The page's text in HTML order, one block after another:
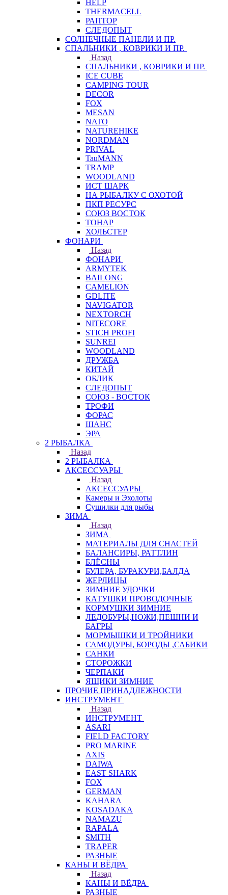
HELP
THERMACELL
РАПТОР
СЛЕДОПЫТ
СОЛНЕЧНЫЕ ПАНЕЛИ И ПР.
СПАЛЬНИКИ , КОВРИКИ И ПР.
Назад
СПАЛЬНИКИ , КОВРИКИ И ПР.
ICE CUBE
CAMPING TOUR
DECOR
FOX
MESAN
NATO
NATUREHIKE
NORDMAN
PRIVAL
TauMANN
TRAMP
WOODLAND
ИСТ ШАРК
НА РЫБАЛКУ С ОХОТОЙ
ПКП РЕСУРС
СОЮЗ ВОСТОК
ТОНАР
ХОЛЬСТЕР
ФОНАРИ
Назад
ФОНАРИ
ARMYTEK
BAILONG
CAMELION
GDLITE
NAVIGATOR
NEXTORCH
NITECORE
STICH PROFI
SUNREI
WOODLAND
ДРУЖБА
КИТАЙ
ОБЛИК
СЛЕДОПЫТ
СОЮЗ - ВОСТОК
ТРОФИ
ФОРАС
ШАНС
ЭРА
2 РЫБАЛКА
Назад
2 РЫБАЛКА
АКСЕССУАРЫ
Назад
АКСЕССУАРЫ
Камеры и Эхолоты
Сушилки для рыбы
ЗИМА
Назад
ЗИМА
МАТЕРИАЛЫ ДЛЯ СНАСТЕЙ
БАЛАНСИРЫ, РАТТЛИН
БЛЁСНЫ
БУЛЕРА, БУРАКУРИ,БАЛДА
ЖЕРЛИЦЫ
ЗИМНИЕ УДОЧКИ
КАТУШКИ ПРОВОДОЧНЫЕ
КОРМУШКИ ЗИМНИЕ
ЛЕДОБУРЫ,НОЖИ,ПЕШНИ И
БАГРЫ
МОРМЫШКИ И ТРОЙНИКИ
САМОДУРЫ, БОРОДЫ ,САБИКИ
САНКИ
СТОРОЖКИ
ЧЕРПАКИ
ЯЩИКИ ЗИМНИЕ
ПРОЧИЕ ПРИНАДЛЕЖНОСТИ
ИНСТРУМЕНТ
Назад
ИНСТРУМЕНТ
ASARI
FIELD FACTORY
PRO MARINE
AXIS
DAIWA
EAST SHARK
FOX
GERMAN
KAHARA
KOSADAKA
NAMAZU
RAPALA
SMITH
TRAPER
РАЗНЫЕ
КАНЫ И ВЁДРА
Назад
КАНЫ И ВЁДРА
РАЗНЫЕ